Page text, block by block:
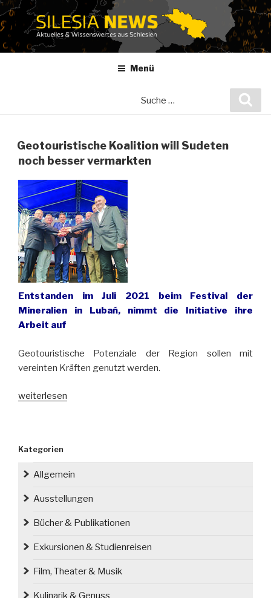
Zum
Inhalt
springen
Menü
Geotouristische Koalition will Sudeten
noch besser vermarkten
Entstanden im Juli 2021 beim Festival der
Mineralien in Lubań, nimmt die Initiative ihre
Arbeit auf
Geotouristische Potenziale der Region sollen mit
vereinten Kräften genutzt werden.
„Geotouristische
noch
besser
weiterlesen
Kategorien
Allgemein
Ausstellungen
Bücher & Publikationen
Exkursionen & Studienreisen
Film, Theater & Musik
Kulinarik & Genuss